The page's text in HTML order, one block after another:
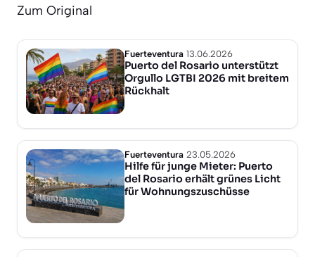
Zum Original
Fuerteventura 13.06.2026
Puerto del Rosario unterstützt
Orgullo LGTBI 2026 mit breitem
Rückhalt
Fuerteventura 23.05.2026
Hilfe für junge Mieter: Puerto
del Rosario erhält grünes Licht
für Wohnungszuschüsse